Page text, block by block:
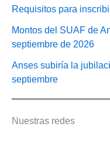
Requisitos para
Montos del SUAF de
septiembre de 2026
Anses subiría la
septiembre
Nuestras redes